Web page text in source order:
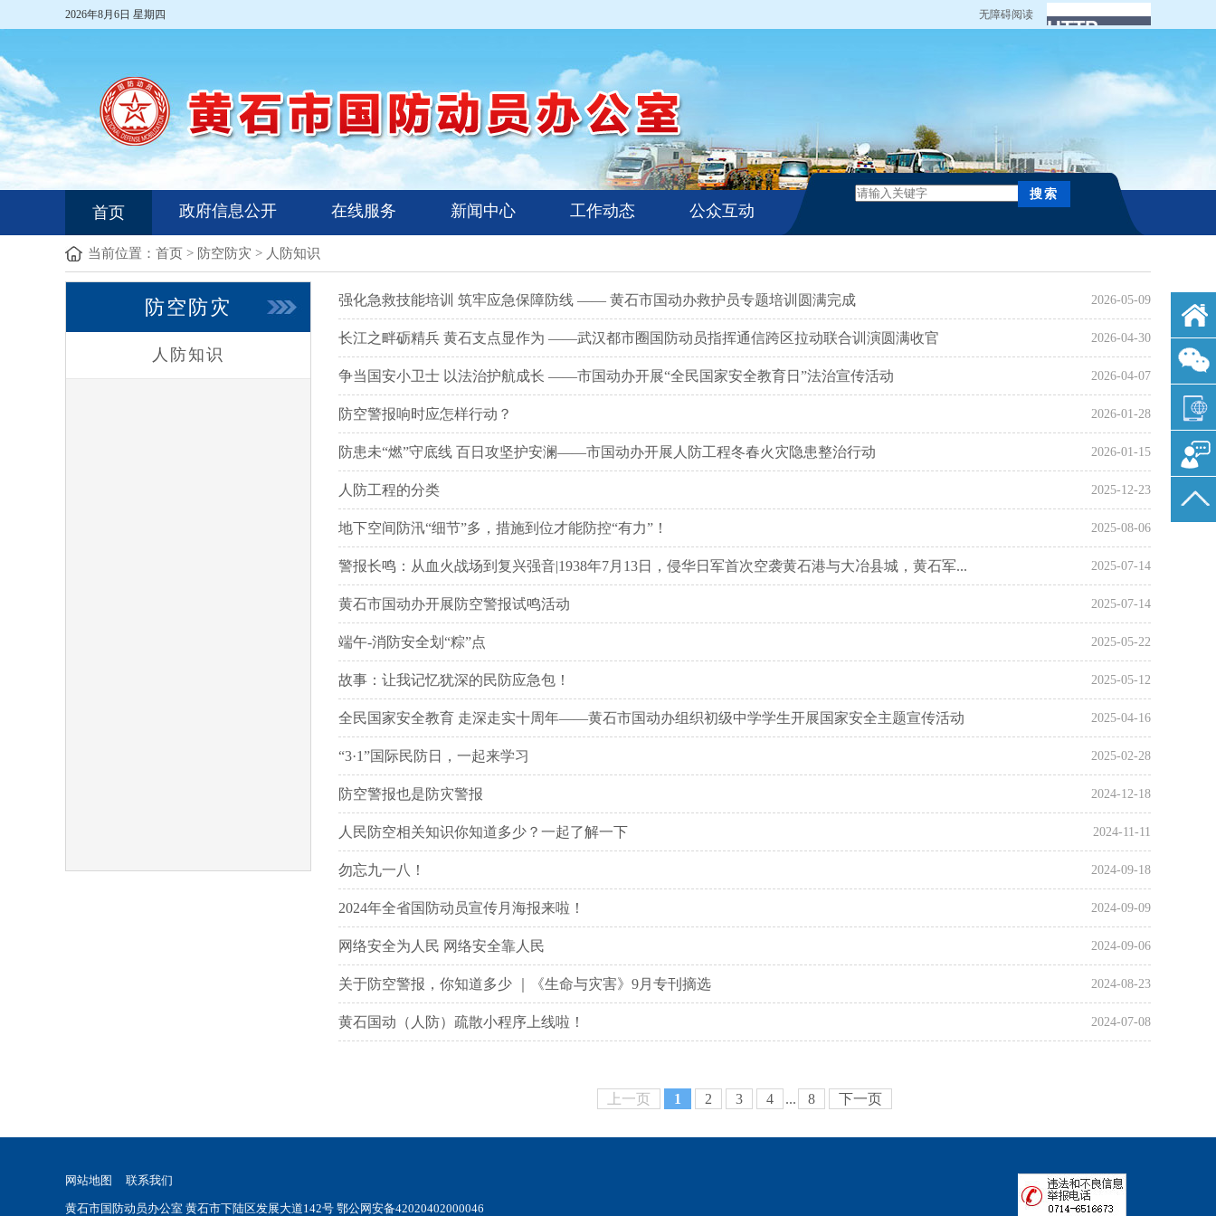
无障碍阅读
2026年8月6日 星期四
首页 政府信息公开 在线服务 新闻中心 工作动态 公众互动
当前位置： 首页 > 防空防灾 > 人防知识
防空防灾
人防知识
2026-05-09
强化急救技能培训 筑牢应急保障防线 —— 黄石市国动办救护员专题培训圆满完成
2026-04-30
长江之畔砺精兵 黄石支点显作为 ——武汉都市圈国防动员指挥通信跨区拉动联合训演圆满收官
2026-04-07
争当国安小卫士 以法治护航成长 ——市国动办开展“全民国家安全教育日”法治宣传活动
2026-01-28
防空警报响时应怎样行动？
2026-01-15
防患未“燃”守底线 百日攻坚护安澜——市国动办开展人防工程冬春火灾隐患整治行动
2025-12-23
人防工程的分类
2025-08-06
地下空间防汛“细节”多，措施到位才能防控“有力”！
2025-07-14
警报长鸣：从血火战场到复兴强音|1938年7月13日，侵华日军首次空袭黄石港与大冶县城，黄石军...
2025-07-14
黄石市国动办开展防空警报试鸣活动
2025-05-22
端午-消防安全划“粽”点
2025-05-12
故事：让我记忆犹深的民防应急包！
2025-04-16
全民国家安全教育 走深走实十周年——黄石市国动办组织初级中学学生开展国家安全主题宣传活动
2025-02-28
“3·1”国际民防日，一起来学习
2024-12-18
防空警报也是防灾警报
2024-11-11
人民防空相关知识你知道多少？一起了解一下
2024-09-18
勿忘九一八！
2024-09-09
2024年全省国防动员宣传月海报来啦！
2024-09-06
网络安全为人民 网络安全靠人民
2024-08-23
关于防空警报，你知道多少 ｜《生命与灾害》9月专刊摘选
2024-07-08
黄石国动（人防）疏散小程序上线啦！
上一页 1 2 3 4 ... 8 下一页
网站地图 联系我们
黄石市国防动员办公室 黄石市下陆区发展大道142号 鄂公网安备42020402000046